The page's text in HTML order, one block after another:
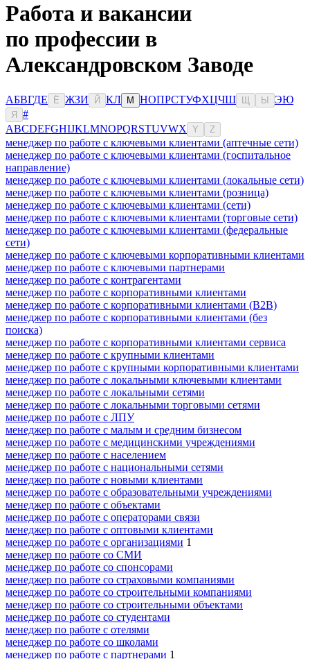
Работа и вакансии
по профессии в
Александровском Заводе
АБВГДЕ Ё ЖЗИ Й КЛ М НОПРСТУФХЦЧШ Ы ЭЮ
Я
#
ABCDEFGHIJKLMNOPQRSTUVWX Y Z
менеджер по работе с ключевыми клиентами (аптечные сети)
менеджер по работе с ключевыми клиентами (госпитальное
направление)
менеджер по работе с ключевыми клиентами (локальные сети)
менеджер по работе с ключевыми клиентами (розница)
менеджер по работе с ключевыми клиентами (сети)
менеджер по работе с ключевыми клиентами (торговые сети)
менеджер по работе с ключевыми клиентами (федеральные
сети)
менеджер по работе с ключевыми корпоративными клиентами
менеджер по работе с ключевыми партнерами
менеджер по работе с контрагентами
менеджер по работе с корпоративными клиентами
менеджер по работе с корпоративными клиентами (B2B)
менеджер по работе с корпоративными клиентами (без
поиска)
менеджер по работе с корпоративными клиентами сервиса
менеджер по работе с крупными клиентами
менеджер по работе с крупными корпоративными клиентами
менеджер по работе с локальными ключевыми клиентами
менеджер по работе с локальными сетями
менеджер по работе с локальными торговыми сетями
менеджер по работе с ЛПУ
менеджер по работе с малым и средним бизнесом
менеджер по работе с медицинскими учреждениями
менеджер по работе с населением
менеджер по работе с национальными сетями
менеджер по работе с новыми клиентами
менеджер по работе с образовательными учреждениями
менеджер по работе с объектами
менеджер по работе с операторами связи
менеджер по работе с оптовыми клиентами
менеджер по работе с организациями 1
менеджер по работе со СМИ
менеджер по работе со спонсорами
менеджер по работе со страховыми компаниями
менеджер по работе со строительными компаниями
менеджер по работе со строительными объектами
менеджер по работе со студентами
менеджер по работе с отелями
менеджер по работе со школами
менеджер по работе с партнерами 1